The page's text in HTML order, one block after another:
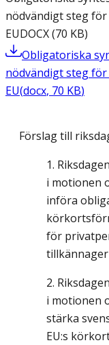
nödvändigt steg
EUDOCX(70 KB)
Obligatoriska
nödvändigt steg
EU(docx, 70 KB)
Förslag till
i motionen
införa
för
i motionen
stärka
EU:s